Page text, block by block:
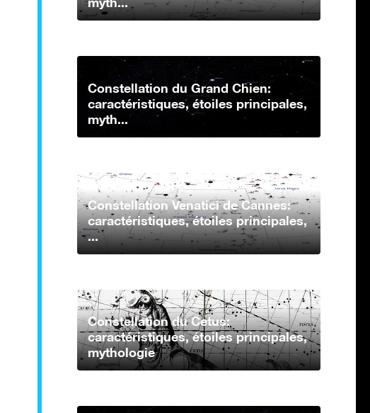
Constellation du Grand Chien:
caractéristiques, étoiles principales,
myth...
Constellation Venatici de Cannes:
caractéristiques, étoiles principales,
...
Constellation du Cetus:
caractéristiques, étoiles principales,
mythologie